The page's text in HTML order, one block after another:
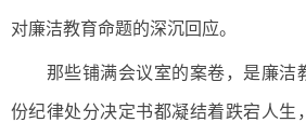
对廉洁教育命题的深沉回应。
那些铺满会议室的案卷，是廉洁
份纪律处分决定书都凝结着跌宕人生